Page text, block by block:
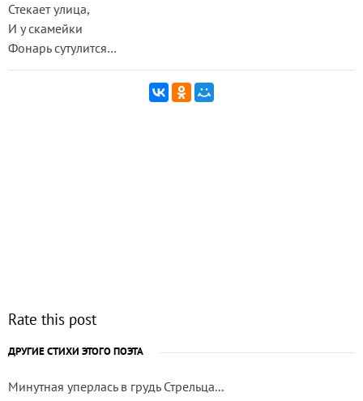
Стекает улица,
И у скамейки
Фонарь сутулится…
Rate this post
ДРУГИЕ СТИХИ ЭТОГО ПОЭТА
Минутная уперлась в грудь Стрельца...